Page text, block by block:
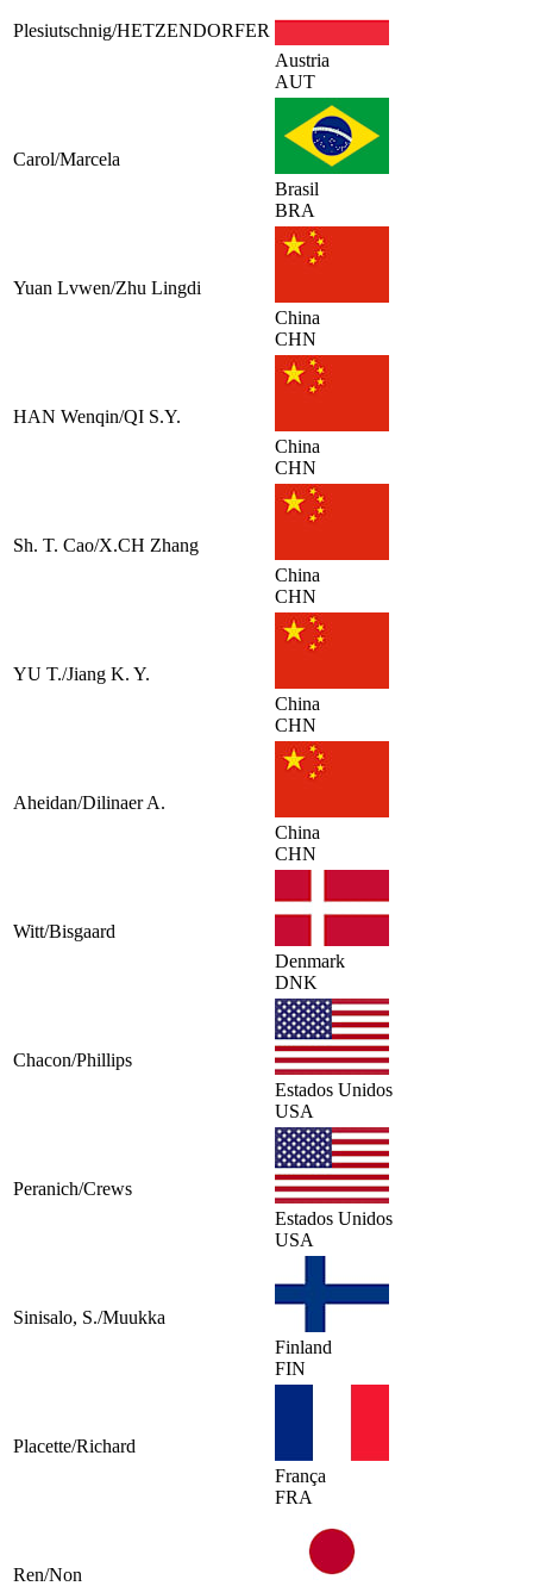
Plesiutschnig/HETZENDORFER
Austria
AUT
Carol/Marcela
Brasil
BRA
Yuan Lvwen/Zhu Lingdi
China
CHN
HAN Wenqin/QI S.Y.
China
CHN
Sh. T. Cao/X.CH Zhang
China
CHN
YU T./Jiang K. Y.
China
CHN
Aheidan/Dilinaer A.
China
CHN
Witt/Bisgaard
Denmark
DNK
Chacon/Phillips
Estados Unidos
USA
Peranich/Crews
Estados Unidos
USA
Sinisalo, S./Muukka
Finland
FIN
Placette/Richard
França
FRA
Ren/Non